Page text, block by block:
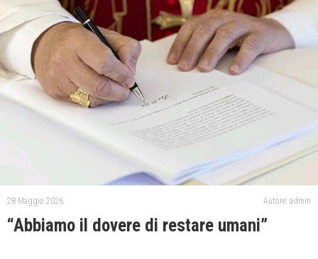
28 Maggio 2026 Autore: admin
“Abbiamo il dovere di restare umani”